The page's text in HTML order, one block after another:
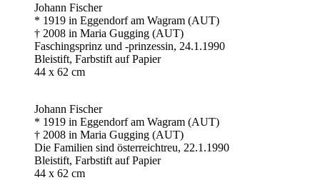
Johann Fischer
* 1919 in Eggendorf am Wagram (AUT)
† 2008 in Maria Gugging (AUT)
Faschingsprinz und -prinzessin, 24.1.1990
Bleistift, Farbstift auf Papier
44 x 62 cm
Johann Fischer
* 1919 in Eggendorf am Wagram (AUT)
† 2008 in Maria Gugging (AUT)
Die Familien sind österreichtreu, 22.1.1990
Bleistift, Farbstift auf Papier
44 x 62 cm